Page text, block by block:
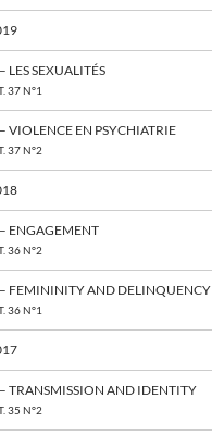
LES SEXUALITÉS
37 N°1
VIOLENCE EN PSYCHIATRIE
37 N°2
ENGAGEMENT
36 N°2
FEMININITY AND DELINQUENCY
36 N°1
TRANSMISSION AND IDENTITY
35 N°2